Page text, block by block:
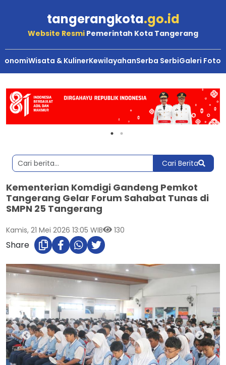
tangerangkota.go.id
Website Resmi Pemerintah Kota Tangerang
Wisata & KulinerKewilayahanSerba SerbiGaleri Foto
Cari Berita
Kementerian Komdigi Gandeng Pemkot
Tangerang Gelar Forum Sahabat Tunas di
SMPN 25 Tangerang
Kamis, 21 Mei 2026 13:05 WIB 130
Share